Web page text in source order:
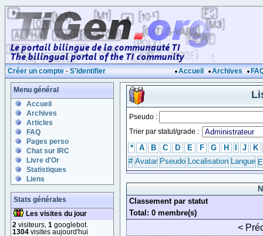
Créer un compte - S'identifier Accueil Archives
Menu général
Accueil
Archives
Articles
FAQ
Pages perso
Chat sur IRC
Livre d'Or
Statistiques
Liens
Stats générales
Les visites du jour
2 visiteurs, 1 googlebot.
1304 visites aujourd'hui
Pseudo :
Trier par statut/grade :
* A B C D E F G H J
K
# Avatar Pseudo Localisation Langue
Classement par statut
Total: 0 membre(s)
<